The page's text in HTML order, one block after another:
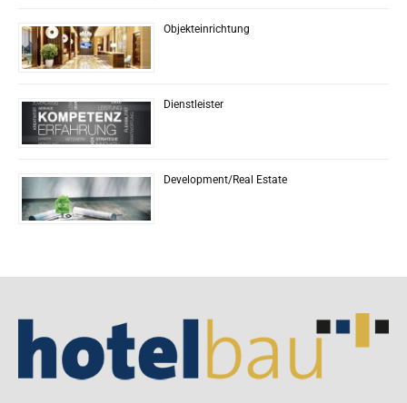
Objekteinrichtung
Dienstleister
Development/Real Estate